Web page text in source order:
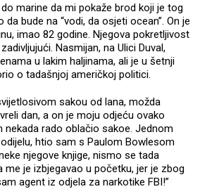
marine da mi pokaže brod koji je tog
bude na “vodi, da osjeti ocean”. On je
imao 82 godine. Njegova pokretljivost
Nasmijan, na Ulici Duval,
u lakim haljinama, ali je u šetnji
o tadašnjoj američkoj politici.
sakou od lana, možda
dan, a on je moju odjeću ovako
nekada rado oblačio sakoe. Jednom
htio sam s Paulom Bowlesom
njegove knjige, nismo se tada
me je izbjegavao u početku, jer je zbog
agent iz odjela za narkotike FBI!”